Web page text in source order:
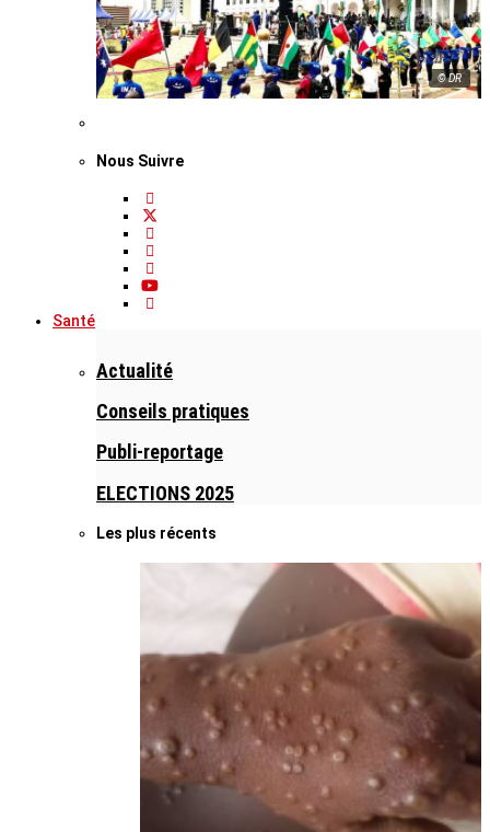
© DR
Nous Suivre
Santé
Actualité
Conseils pratiques
Publi-reportage
ELECTIONS 2025
Les plus récents